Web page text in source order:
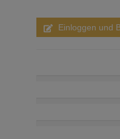
Einloggen und